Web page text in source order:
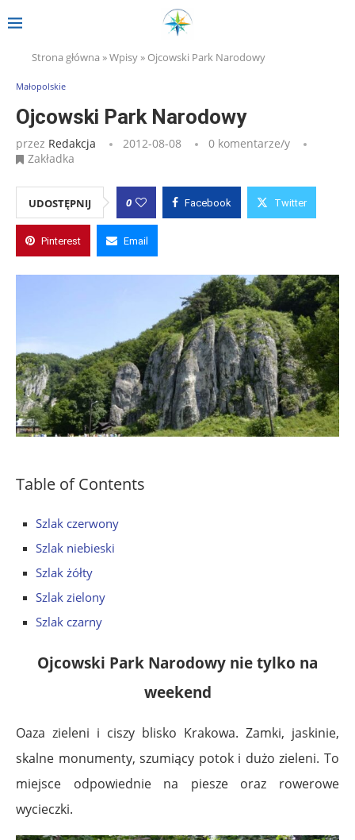
Strona główna »Wpisy» Ojcowski Park Narodowy
Małopolskie
Ojcowski Park Narodowy
przez Redakcja 2012-08-08
0 komentarze/y
Zakładka
UDOSTĘPNIJ 0 Facebook Twitter
Pinterest Email
Table of Contents
Szlak czerwony
Szlak niebieski
Szlak żółty
Szlak zielony
Szlak czarny
Ojcowski Park Narodowy nie tylko na
weekend
Oaza zieleni i ciszy blisko Krakowa. Zamki, jaskinie,
skalne monumenty, szumiący potok i dużo zieleni. To
miejsce odpowiednie na piesze oraz rowerowe
wycieczki.